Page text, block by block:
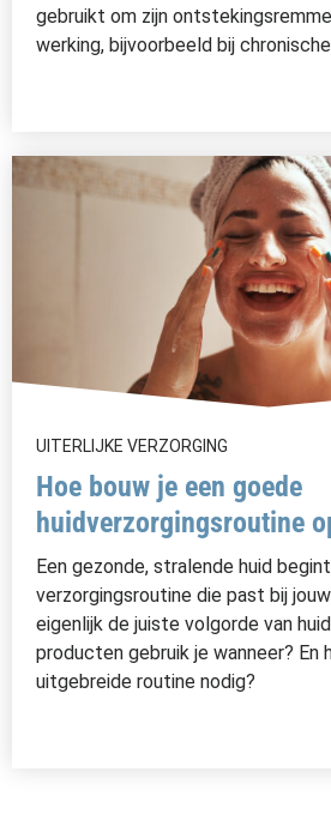
gebruikt om zijn
werking, bijvoorbeeld bij
UITERLIJKE VERZORGING
Hoe bouw je een goede
huidverzorgingsroutine
Een gezonde, stralende huid
verzorgingsroutine die past bij
eigenlijk de juiste volgorde van
producten gebruik je wanneer? En
uitgebreide routine nodig?